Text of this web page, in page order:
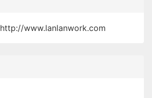
http://www.lanlanwork.com